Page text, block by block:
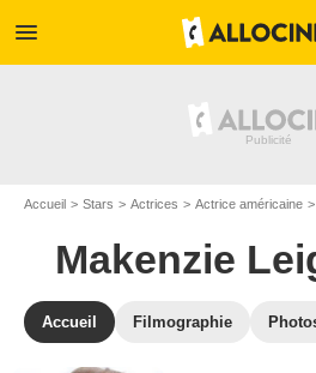
menu
Accueil Stars Actrices Actrice américaine
Makenzie
Accueil Filmographie